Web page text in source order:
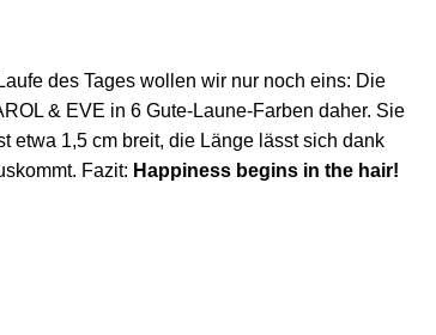
des Tages wollen wir nur noch eins: Die
& EVE in 6 Gute-Laune-Farben daher. Sie
etwa 1,5 cm breit, die Länge lässt sich dank
Fazit: Happiness begins in the hair!